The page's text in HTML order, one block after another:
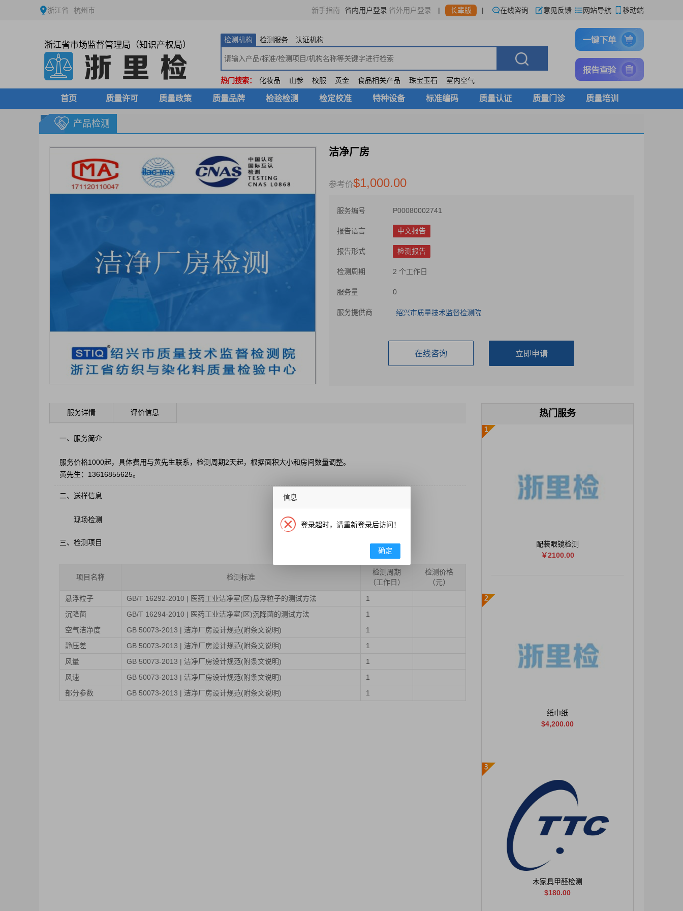
浙江省 杭州市 新手指南 省内用户登录 省外用户登录 | 长辈版 | 在线咨询 意见反馈 网站导航 移动端
浙江省市场监督管理局（知识产权局）
检测机构 检测服务 认证机构
热门搜索： 化妆品 山参 校服 黄金 食品相关产品 珠宝玉石 室内空气
首页 质量许可 质量政策 质量品牌 检验检测 检定校准 特种设备 标准编码 质量认证 质量门诊 质量培训
产品检测
洁净厂房
参考价$1,000.00
服务编号 P00080002741
报告语言 中文报告
报告形式 检测报告
检测周期 2 个工作日
服务量 0
服务提供商 绍兴市质量技术监督检测院
服务详情 评价信息
一、服务简介
服务价格1000起，具体费用与黄先生联系，检测周期2天起，根据面积大小和房间数量调整。
黄先生：13616855625。
二、送样信息
现场检测
三、检测项目
项目名称 检测标准
检测周期
（工作日）
检测价格
（元）
悬浮粒子
GB/T 16292-2010 | 医药工业洁净室(区)悬浮粒子的测试方法
1
沉降菌
GB/T 16294-2010 | 医药工业洁净室(区)沉降菌的测试方法
1
空气洁净度
GB 50073-2013 | 洁净厂房设计规范(附条文说明)
1
静压差
GB 50073-2013 | 洁净厂房设计规范(附条文说明)
1
风量
GB 50073-2013 | 洁净厂房设计规范(附条文说明)
1
风速
GB 50073-2013 | 洁净厂房设计规范(附条文说明)
1
部分参数
GB 50073-2013 | 洁净厂房设计规范(附条文说明) 1
热门服务
配装眼镜检测
￥2100.00
纸巾纸
$4,200.00
木家具甲醛检测
$180.00
信息
登录超时，请重新登录后访问！
确定